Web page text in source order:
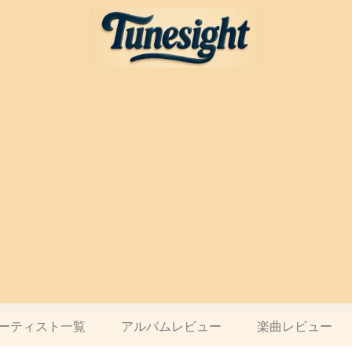
ティスト一覧 アルバムレビュー 楽曲レビュー